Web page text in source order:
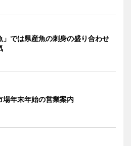
」では県産魚の刺身の盛り合わせ
場年末年始の営業案内